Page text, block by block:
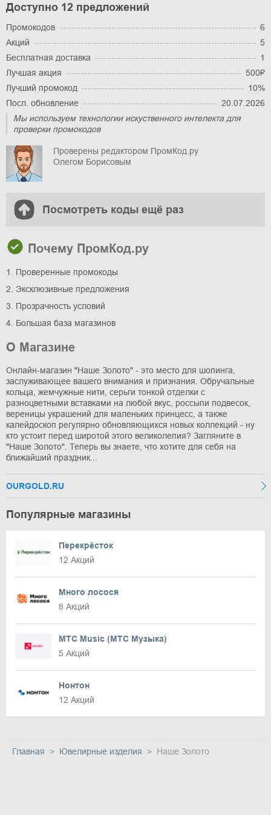
Доступно 12 предложений
Промокодов
6
Акций
5
Бесплатная доставка
1
Лучшая акция
500₽
Лучший промокод
10%
Посл. обновление
20.07.2026
Мы используем технологии искуственного интелекта для
проверки промокодов
Проверены редактором ПромКод.ру
Олегом Борисовым
Посмотреть коды ещё раз
Почему ПромКод.ру
1. Проверенные промокоды
2. Эксклюзивные предложения
3. Прозрачность условий
4. Большая база магазинов
О Магазине
Онлайн-магазин "Наше Золото" - это место для шопинга,
заслуживающее вашего внимания и признания. Обручальные
кольца, жемчужные нити, серьги тонкой отделки с
разноцветными вставками на любой вкус, россыпи подвесок,
вереницы украшений для маленьких принцесс, а также
калейдоскоп регулярно обновляющихся новых коллекций - ну
кто устоит перед широтой этого великолепия? Загляните в
"Наше Золото". Теперь вы знаете, что хотите для себя на
ближайший праздник...
OURGOLD.RU
Популярные магазины
Перекрёсток
12 Акций
Много лосося
8 Акций
МТС Music (МТС Музыка)
5 Акций
Нонтон
12 Акций
Главная Ювелирные изделия Наше Золото